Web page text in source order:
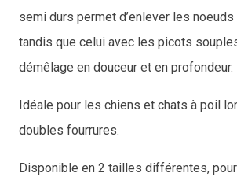
à
29,90€
semi durs permet d’enlever les
tandis que celui avec les picots
démêlage en douceur et en profondeur.
Idéale pour les chiens et chats à poil
doubles fourrures.
Disponible en 2 tailles différentes,